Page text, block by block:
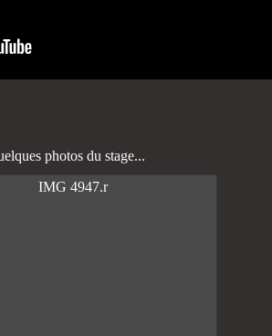
photos du stage...